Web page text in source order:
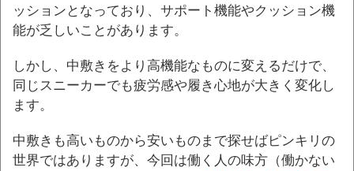
ッションとなっており、サポート機能やクッション機
能が乏しいことがあります。
しかし、中敷きをより高機能なものに変えるだけで、
同じスニーカーでも疲労感や履き心地が大きく変化し
ます。
中敷きも高いものから安いものまで探せばピンキリの
世界ではありますが、今回は働く人の味方（働かない